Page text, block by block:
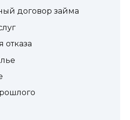
договор займа
отказа